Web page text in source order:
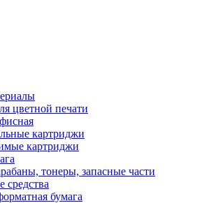
цветной печати
картриджи
картриджи
тонеры, запасные части
средства
бумага